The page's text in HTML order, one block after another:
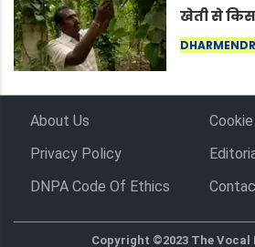
खेती से
बढ़कर ₹3
About Us
Privacy Policy
DNPA Code Of Ethics
Copyright ©2023 The Vocal